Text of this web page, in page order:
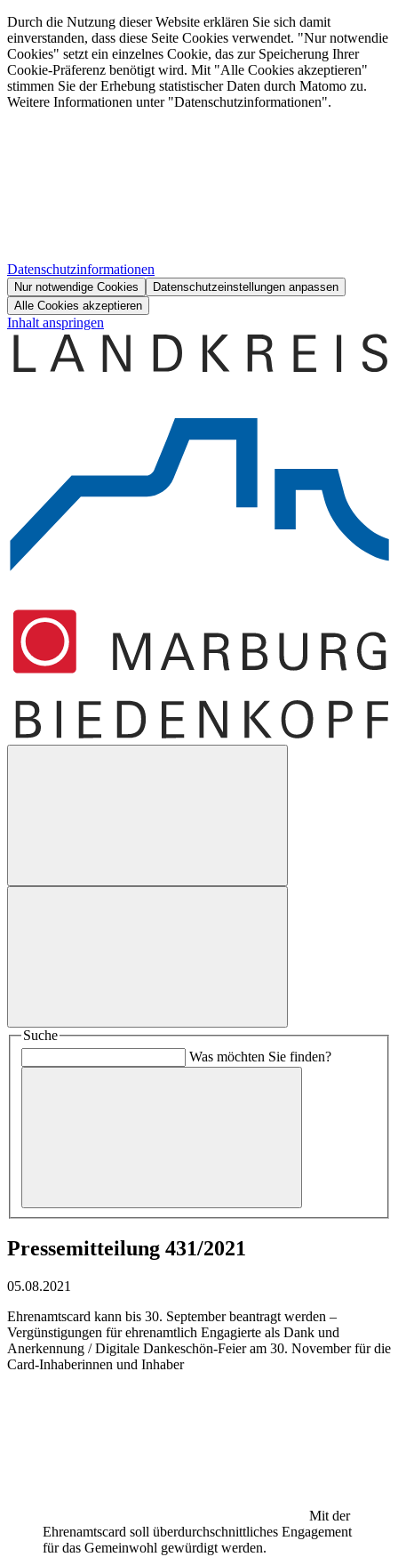
Durch die Nutzung dieser Website erklären Sie sich damit
einverstanden, dass diese Seite Cookies verwendet. "Nur notwendie
Cookies" setzt ein einzelnes Cookie, das zur Speicherung Ihrer
Cookie-Präferenz benötigt wird. Mit "Alle Cookies akzeptieren"
stimmen Sie der Erhebung statistischer Daten durch Matomo zu.
Weitere Informationen unter "Datenschutzinformationen".
Datenschutzinformationen
Nur notwendige Cookies
Datenschutzeinstellungen anpassen
Alle Cookies akzeptieren
Inhalt anspringen
Suche
Was möchten Sie finden?
Pressemitteilung 431/2021
05.08.2021
Ehrenamtscard kann bis 30. September beantragt werden –
Vergünstigungen für ehrenamtlich Engagierte als Dank und
Anerkennung / Digitale Dankeschön-Feier am 30. November für die
Card-Inhaberinnen und Inhaber
Mit der
Ehrenamtscard soll überdurchschnittliches Engagement
für das Gemeinwohl gewürdigt werden.